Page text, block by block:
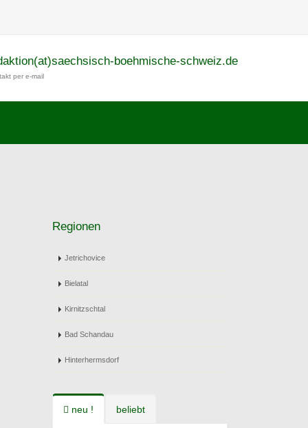
boehmische-schweiz.de
per e-mail
Regionen
Jetrichovice
Bielatal
Kirnitzschtal
Bad Schandau
Hinterhermsdorf
neu ! beliebt